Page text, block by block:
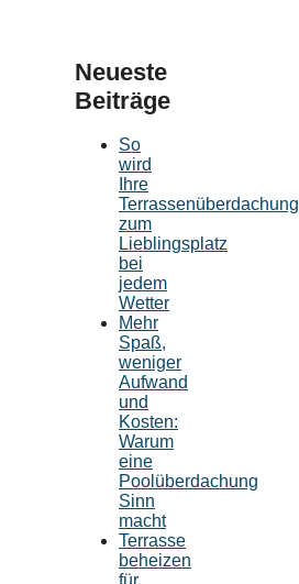
Neueste
Beiträge
So
wird
Ihre
Terrassenüberdachung
zum
Lieblingsplatz
bei
jedem
Wetter
Mehr
Spaß,
weniger
Aufwand
und
Kosten:
Warum
eine
Poolüberdachung
Sinn
macht
Terrasse
beheizen